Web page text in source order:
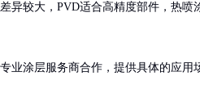
异较大，PVD适合高精度部件，热喷
业涂层服务商合作，提供具体的应用